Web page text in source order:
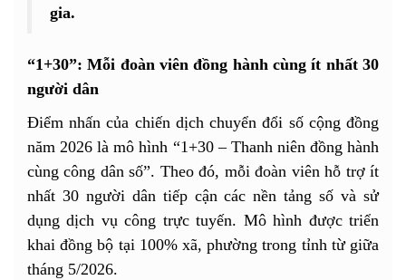
gia.
“1+30”: Mỗi đoàn viên đồng hành cùng ít nhất 30
người dân
Điểm nhấn của chiến dịch chuyển đổi số cộng đồng
năm 2026 là mô hình “1+30 – Thanh niên đồng hành
cùng công dân số”. Theo đó, mỗi đoàn viên hỗ trợ ít
nhất 30 người dân tiếp cận các nền tảng số và sử
dụng dịch vụ công trực tuyến. Mô hình được triển
khai đồng bộ tại 100% xã, phường trong tỉnh từ giữa
tháng 5/2026.